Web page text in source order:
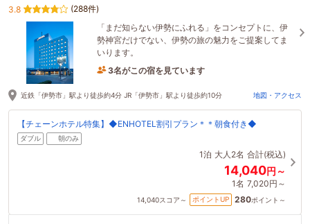
3.8
(288件)
「まだ知らない伊勢にふれる」をコンセプトに、伊
勢神宮だけでない、伊勢の旅の魅力をご提案してま
いります。
3名がこの宿を見ています
近鉄「伊勢市」駅より徒歩約4分 JR「伊勢市」駅より徒歩約10分 地図・アクセス
【チェーンホテル特集】◆ENHOTEL割引プラン＊＊朝食付き◆
ダブル 朝のみ
1泊 大人2名 合計(税込)
14,040円～
1名 7,020円～
14,040スコア～ ポイントUP 280ポイント～